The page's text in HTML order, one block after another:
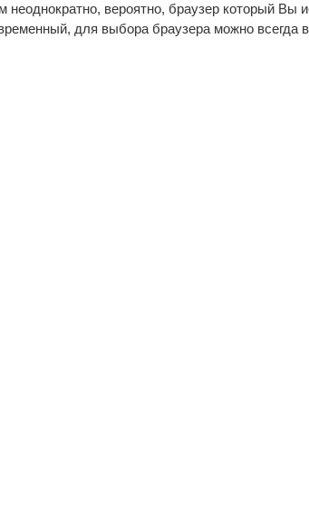
неоднократно, вероятно, браузер который Вы
для выбора браузера можно всегда